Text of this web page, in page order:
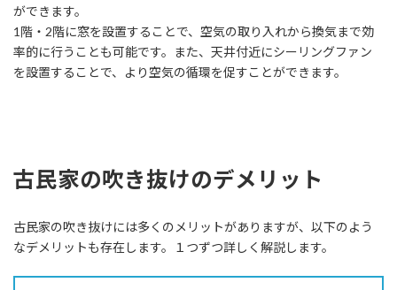
ができます。
1階・2階に窓を設置することで、空気の取り入れから換気まで効
率的に行うことも可能です。また、天井付近にシーリングファン
を設置することで、より空気の循環を促すことができます。
古民家の吹き抜けのデメリット
古民家の吹き抜けには多くのメリットがありますが、以下のよう
なデメリットも存在します。１つずつ詳しく解説します。